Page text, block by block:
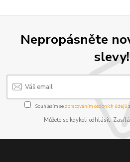
Nepropásněte
slevy!
Souhlasím se zpracováním osobních údajů
Můžete se kdykoli odhlásit.